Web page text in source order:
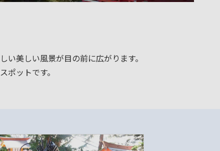
美しい風景が目の前に広がります。
ットです。